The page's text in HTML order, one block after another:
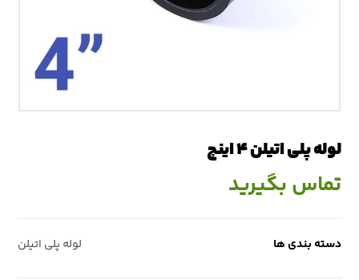
لوله پلی اتیلن ۴ اینچ
تماس بگیرید
دسته بندی ها لوله پلی اتیلن